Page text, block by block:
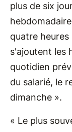
plus de six
quatre
s'ajoutent les
quotidien
du salarié, le
dimanche ».
« Le plus